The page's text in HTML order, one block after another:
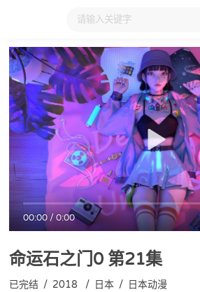
大家在看 日本动漫 国产动漫
00:00/0:00
命运石之门0 第21集
已完结 / 2018 / 日本 / 日本动漫